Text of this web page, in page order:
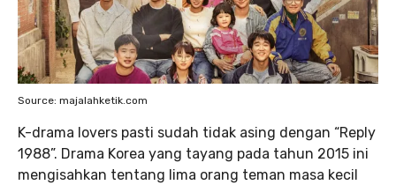
Source: majalahketik.com
K-drama lovers pasti sudah tidak asing dengan “Reply
1988”. Drama Korea yang tayang pada tahun 2015 ini
mengisahkan tentang lima orang teman masa kecil